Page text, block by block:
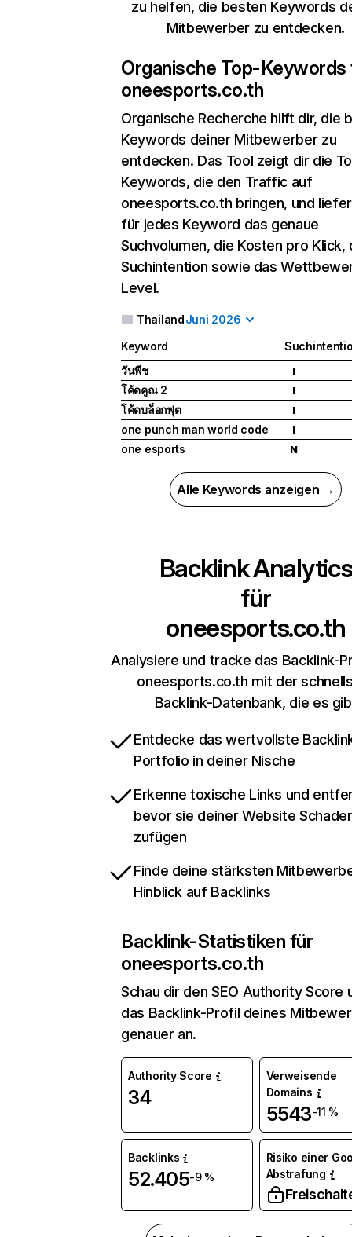
zu helfen, die besten Keywords
Mitbewerber zu entdecken.
Organische Top-Keywords
oneesports.co.th
Organische Recherche hilft dir, die
Keywords deiner Mitbewerber zu
entdecken. Das Tool zeigt dir die
Keywords, die den Traffic auf
oneesports.co.th bringen, und
für jedes Keyword das genaue
Suchvolumen, die Kosten pro Klick,
Suchintention sowie das
Level.
ThailandJuni 2026
Keyword
วันพีช
I
โค้ดคูณ 2 I
โค้ดบล็อกฟุต I
one punch man world code I
one esports N
Alle Keywords anzeigen →
Backlink Analytics
für
oneesports.co.th
Analysiere und tracke das Backlink-
oneesports.co.th mit der
Backlink-Datenbank, die es
Entdecke das wertvollste
Portfolio in deiner Nische
Erkenne toxische Links und
bevor sie deiner Website
zufügen
Finde deine stärksten
Hinblick auf Backlinks
Backlink-Statistiken für
oneesports.co.th
Schau dir den SEO Authority Score
das Backlink-Profil deines
genauer an.
Authority Score
34
Verweisende
Domains
5543-11 %
Backlinks
52.405-9 %
Risiko einer
Abstrafung